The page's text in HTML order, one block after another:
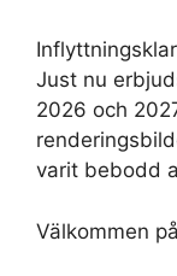
Just nu
2026 och
varit bebodd
Välkommen